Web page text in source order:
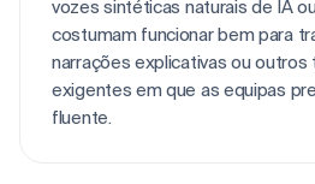
vozes sintéticas naturais de IA
costumam funcionar bem para
narrações explicativas ou outros
exigentes em que as equipas
fluente.